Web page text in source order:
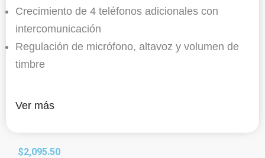
Crecimiento de 4 teléfonos adicionales con
intercomunicación
Regulación de micrófono, altavoz y volumen de
timbre
Ver más
$2,095.50